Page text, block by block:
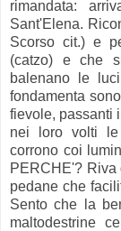
rimandata:
Sant'Elena.
Scorso cit.) e
(catzo) e che
balenano le
fondamenta
fievole, passanti
nei loro volti le
corrono coi
PERCHE'?
pedane che
Sento che la
maltodestrine